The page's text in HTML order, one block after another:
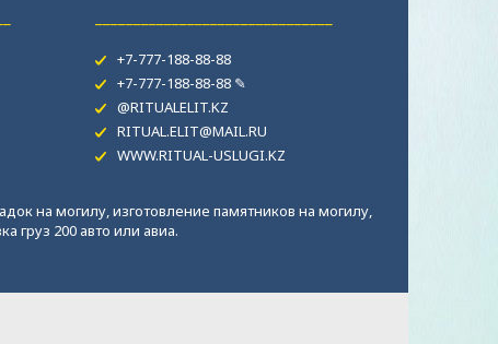
+7-777-188-88-88
+7-777-188-88-88 ✎
@RITUALELIT.KZ
RITUAL.ELIT@MAIL.RU
WWW.RITUAL-USLUGI.KZ
на могилу, изготовление памятников на могилу,
груз 200 авто или авиа.